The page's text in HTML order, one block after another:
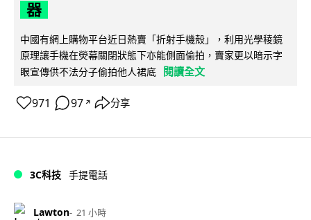
器
中國有網上購物平台近日熱賣「折射手機殼」，利用光學稜鏡
原理讓手機在熒幕關閉狀態下亦能側面偷拍，賣家更以暗示字
眼宣傳供不法分子偷拍他人裙底
閱讀全文
971 97 ↗ 分享
3C科技 手提電話
Lawton 21 小時